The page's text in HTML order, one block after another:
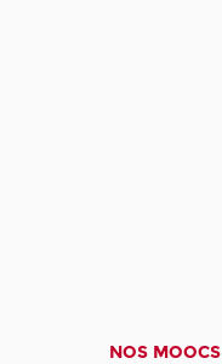
NOS MOOCS